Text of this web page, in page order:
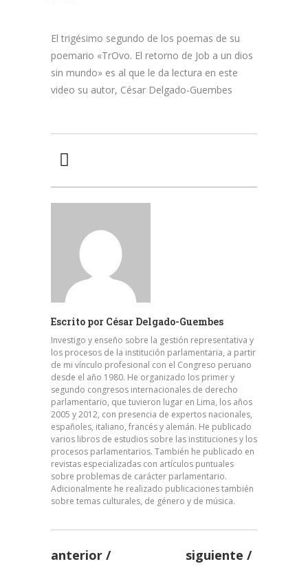
El trigésimo segundo de los poemas de su
poemario «TrOvo. El retorno de Job a un dios
sin mundo» es al que le da lectura en este
video su autor, César Delgado-Guembes
Escrito por César Delgado-Guembes
Investigo y enseño sobre la gestión representativa y
los procesos de la institución parlamentaria, a partir
de mi vínculo profesional con el Congreso peruano
desde el año 1980. He organizado los primer y
segundo congresos internacionales de derecho
parlamentario, que tuvieron lugar en Lima, los años
2005 y 2012, con presencia de expertos nacionales,
españoles, italiano, francés y alemán. He publicado
varios libros de estudios sobre las instituciones y los
procesos parlamentarios. También he publicado en
revistas especializadas con artículos puntuales
sobre problemas de carácter parlamentario.
Adicionalmente he realizado publicaciones también
sobre temas culturales, de género y de música.
anterior siguiente